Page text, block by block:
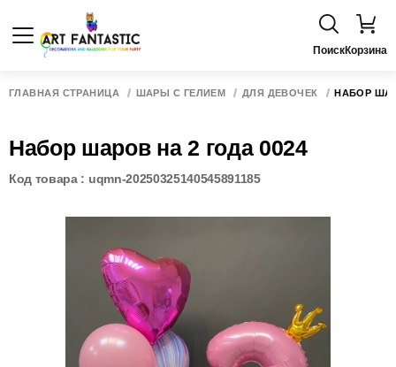
ПоискКорзина
ГЛАВНАЯ СТРАНИЦА ШАРЫ С ГЕЛИЕМ ДЛЯ ДЕВОЧЕК НАБОР
Набор шаров на 2 года 0024
Код товара : uqmn-20250325140545891185